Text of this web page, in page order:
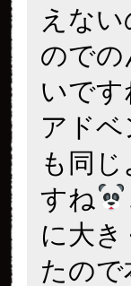
えな
ので
いです
アド
も同
すね
に大
たの